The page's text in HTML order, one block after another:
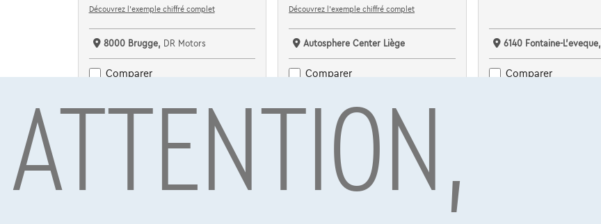
Découvrez l’exemple chiffré complet
8000 Brugge, DR Motors
Comparer
Découvrez l’exemple chiffré complet
Autosphere Center Liège
Comparer
6140 Fontaine-L'eveque,
Comparer
ATTENTION,